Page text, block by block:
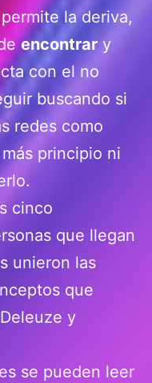
la deriva,
encontrar y
con el no
buscando si
redes como
principio ni
cinco
que llegan
unieron las
que
y
se pueden leer